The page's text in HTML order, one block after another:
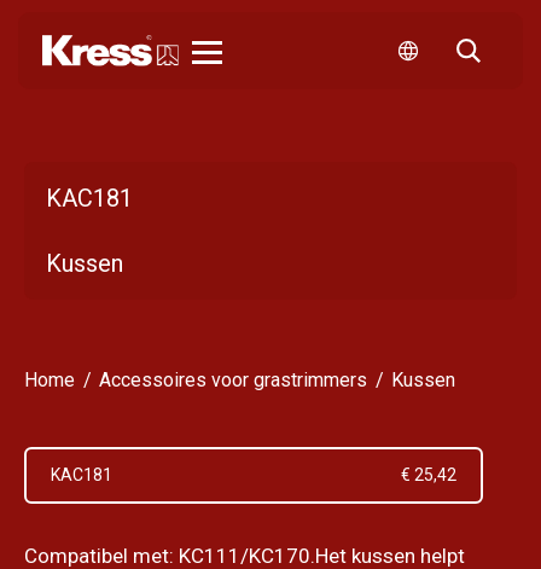
KAC181
Kussen
Home Accessoires voor grastrimmers Kussen
KAC181 € 25,42
Compatibel met: KC111/KC170.Het kussen helpt